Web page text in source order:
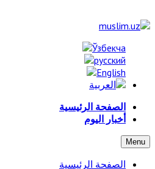
الصفحة الرئيسية
أخبار اليوم
Menu
الصفحة الرئيسية